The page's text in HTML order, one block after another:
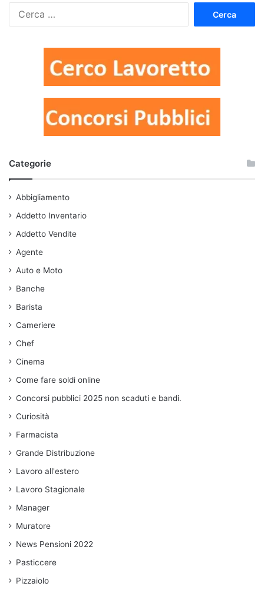
Categorie
Abbigliamento
Addetto Inventario
Addetto Vendite
Agente
Auto e Moto
Banche
Barista
Cameriere
Chef
Cinema
Come fare soldi online
Concorsi pubblici 2025 non scaduti e bandi.
Curiosità
Farmacista
Grande Distribuzione
Lavoro all'estero
Lavoro Stagionale
Manager
Muratore
News Pensioni 2022
Pasticcere
Pizzaiolo